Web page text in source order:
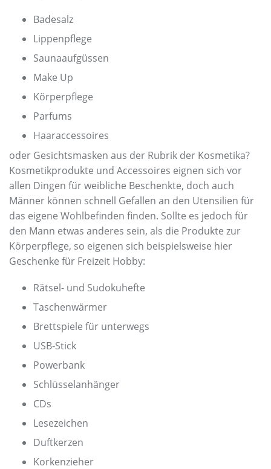
Badesalz
Lippenpflege
Saunaaufgüssen
Make Up
Körperpflege
Parfums
Haaraccessoires
oder Gesichtsmasken aus der Rubrik der Kosmetika?
Kosmetikprodukte und Accessoires eignen sich vor
allen Dingen für weibliche Beschenkte, doch auch
Männer können schnell Gefallen an den Utensilien für
das eigene Wohlbefinden finden. Sollte es jedoch für
den Mann etwas anderes sein, als die Produkte zur
Körperpflege, so eigenen sich beispielsweise hier
Geschenke für Freizeit Hobby:
Rätsel- und Sudokuhefte
Taschenwärmer
Brettspiele für unterwegs
USB-Stick
Powerbank
Schlüsselanhänger
CDs
Lesezeichen
Duftkerzen
Korkenzieher